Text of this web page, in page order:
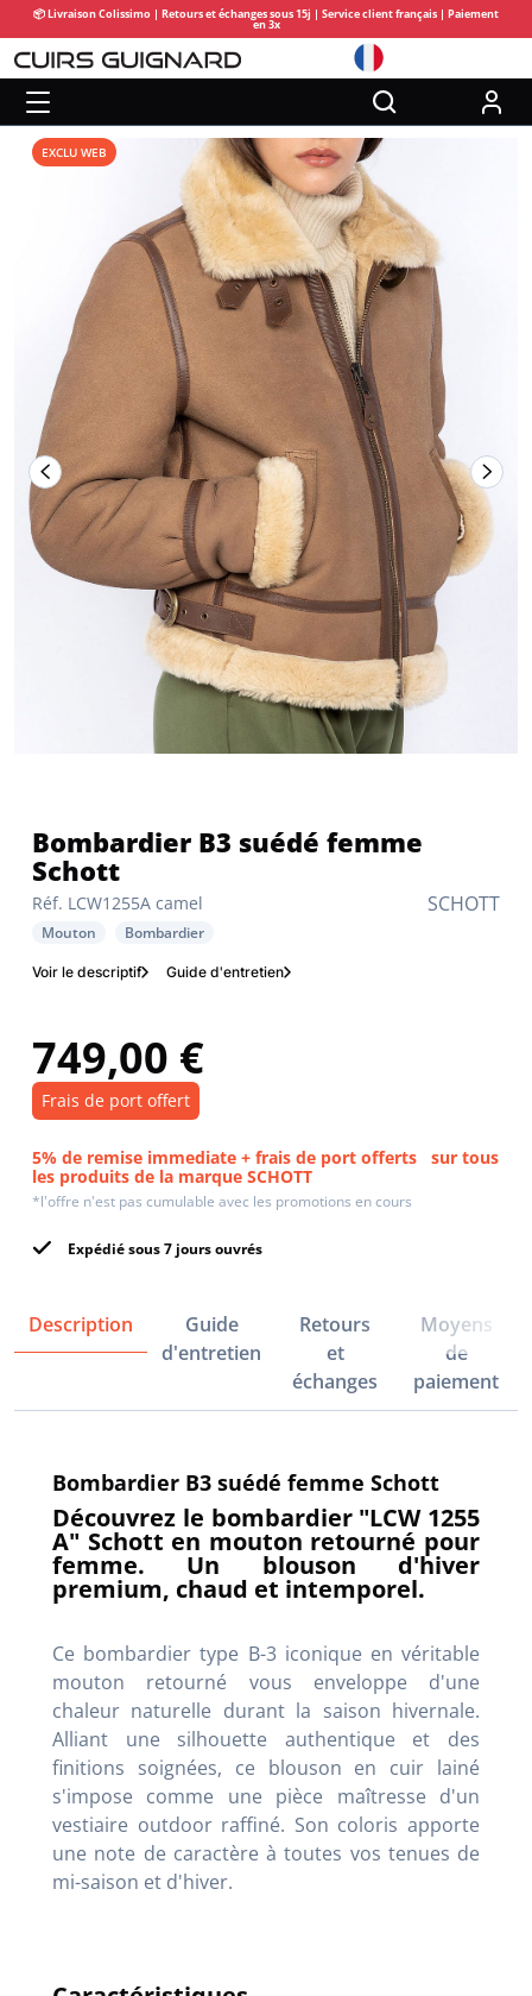
📦 Livraison Colissimo | Retours et échanges sous 15j | Service client français | Paiement
en 3x
SCHOTT
Réf. LCW1255A camel
Bombardier B3 suédé femme
Schott
Mouton Bombardier
Voir le descriptif Guide d'entretien
749,00 €
Frais de port offert
5% de remise immediate + frais de port offerts sur tous
les produits de la marque SCHOTT
*l'offre n'est pas cumulable avec les promotions en cours
Expédié sous 7 jours ouvrés
EXCLU WEB
Description
Guide
d'entretien
Retours
et
échanges
Moyens
de
paiement
Bombardier B3 suédé femme Schott
Découvrez le bombardier "LCW 1255
A" Schott en mouton retourné pour
femme. Un blouson d'hiver
premium, chaud et intemporel.
Ce bombardier type B-3 iconique en véritable
mouton retourné vous enveloppe d'une
chaleur naturelle durant la saison hivernale.
Alliant une silhouette authentique et des
finitions soignées, ce blouson en cuir lainé
s'impose comme une pièce maîtresse d'un
vestiaire outdoor raffiné. Son coloris apporte
une note de caractère à toutes vos tenues de
mi-saison et d'hiver.